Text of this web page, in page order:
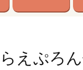
えぷろ